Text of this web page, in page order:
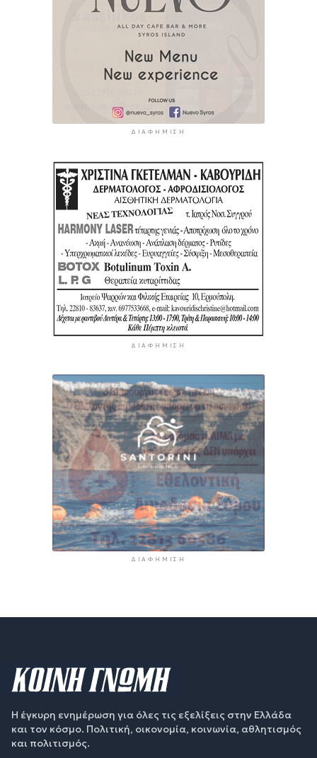
ΔΙΑΦΉΜΙΣΗ
ΔΙΑΦΉΜΙΣΗ
ΔΙΑΦΉΜΙΣΗ
Η έγκυρη ενημέρωση για όλες τις εξελίξεις στην Ελλάδα
και τον κόσμο. Πολιτική, οικονομία, κοινωνία, αθλητισμός
και πολιτισμός.